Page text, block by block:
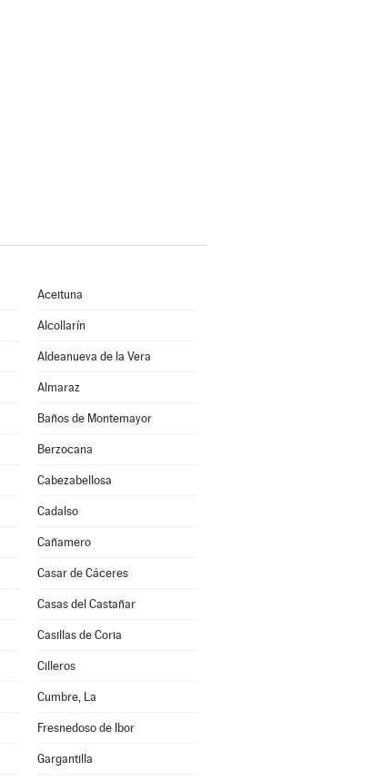
Aceituna
Alcollarín
Aldeanueva de la Vera
Almaraz
Baños de Montemayor
Berzocana
Cabezabellosa
Cadalso
Cañamero
Casar de Cáceres
Casas del Castañar
Casillas de Coria
Cilleros
Cumbre, La
Fresnedoso de Ibor
Gargantilla